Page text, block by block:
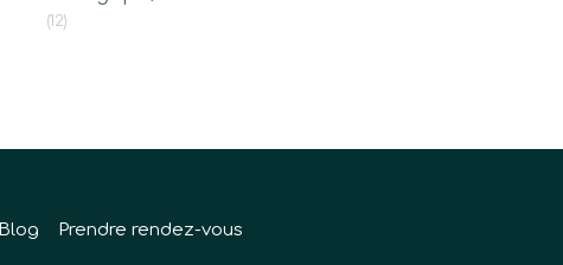
(12)
Blog
Prendre rendez-vous